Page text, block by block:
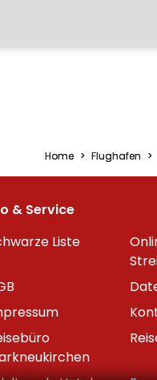
Home Flughafen
& Service
Liste